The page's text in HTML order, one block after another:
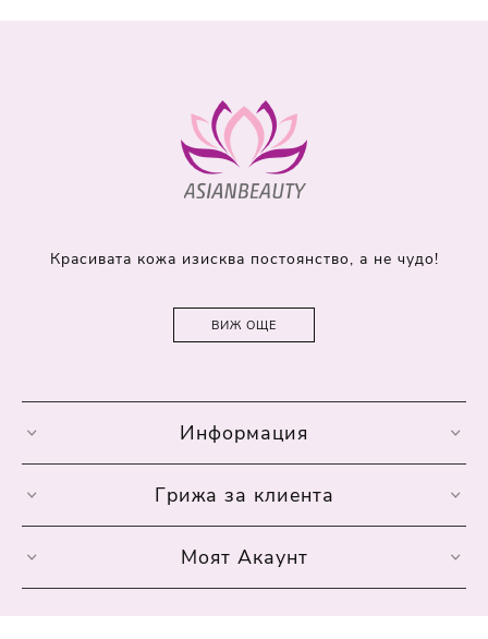
Красивата кожа изисква постоянство, а не чудо!
ВИЖ ОЩЕ
Информация
Грижа за клиента
Моят Акаунт